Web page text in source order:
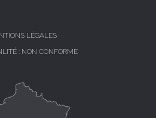
LÉGALES
: NON CONFORME